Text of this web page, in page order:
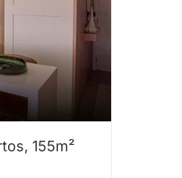
155m²